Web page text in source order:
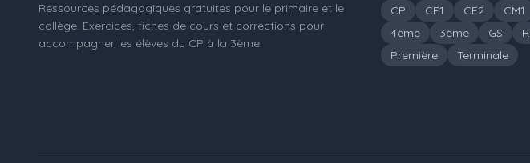
Ressources pédagogiques gratuites pour le primaire et le
collège. Exercices, fiches de cours et corrections pour
accompagner les élèves du CP à la 3ème.
CP CE1 CE2 CM1
4ème
3ème GS
Première
Terminale